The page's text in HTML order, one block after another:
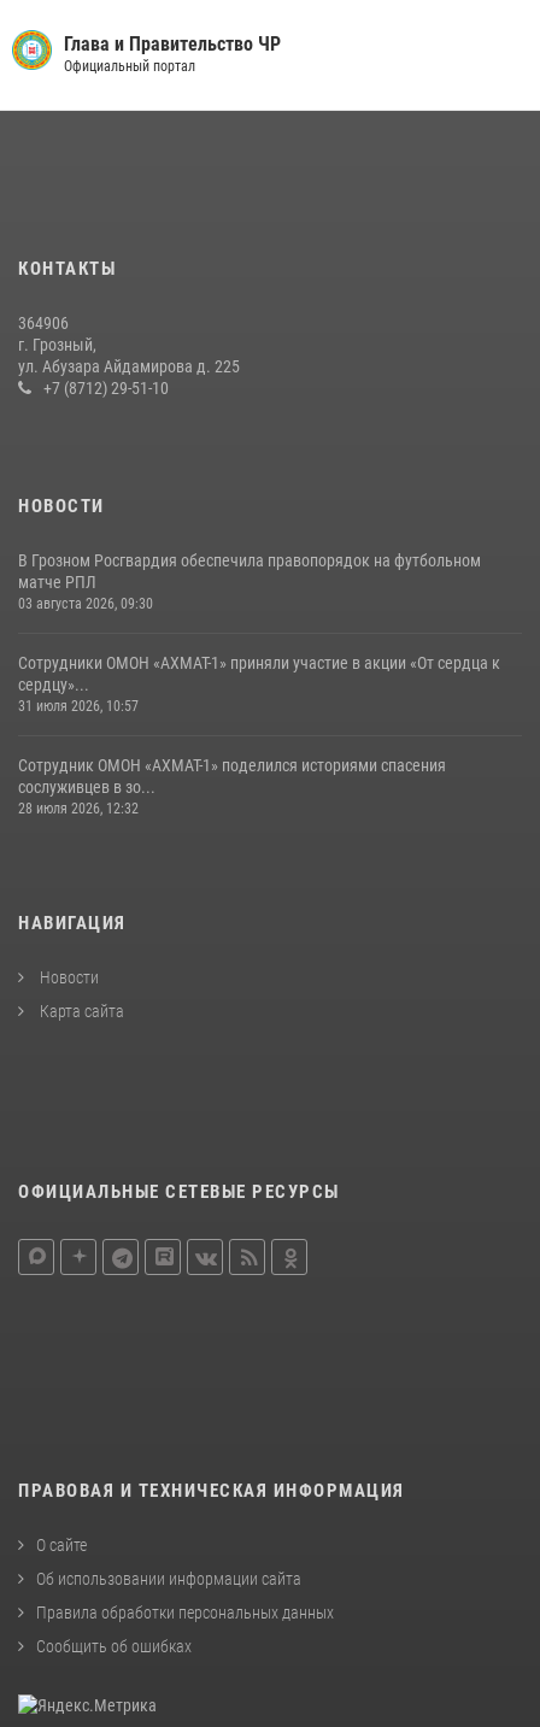
В ОМОН «АХМАТ-Крепость» (на транспорте) состоялся
межведомственный круглый стол
сослуживцев в зоне СВО
В Грозном Росгвардия обеспечила безопасность конно-спортивных
соревнований
Глава и Правительство ЧР
Официальный портал
КОНТАКТЫ
364906
г. Грозный,
ул. Абузара Айдамирова д. 225
+7 (8712) 29-51-10
НОВОСТИ
В Грозном Росгвардия обеспечила правопорядок на футбольном
матче РПЛ
03 августа 2026, 09:30
Сотрудники ОМОН «АХМАТ-1» приняли участие в акции «От сердца к
сердцу»...
31 июля 2026, 10:57
Сотрудник ОМОН «АХМАТ-1» поделился историями спасения
сослуживцев в зо...
28 июля 2026, 12:32
НАВИГАЦИЯ
Новости
Карта сайта
ОФИЦИАЛЬНЫЕ СЕТЕВЫЕ РЕСУРСЫ
ПРАВОВАЯ И ТЕХНИЧЕСКАЯ ИНФОРМАЦИЯ
О сайте
Об использовании информации сайта
Правила обработки персональных данных
Сообщить об ошибках